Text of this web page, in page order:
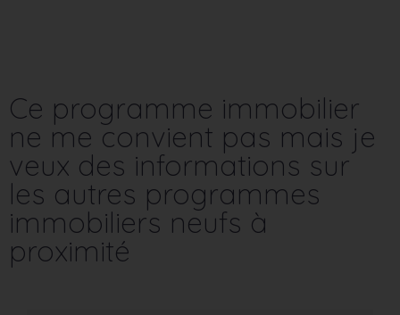
Ce programme immobilier
ne me convient pas mais je
veux des informations sur
les autres programmes
immobiliers neufs à
proximité